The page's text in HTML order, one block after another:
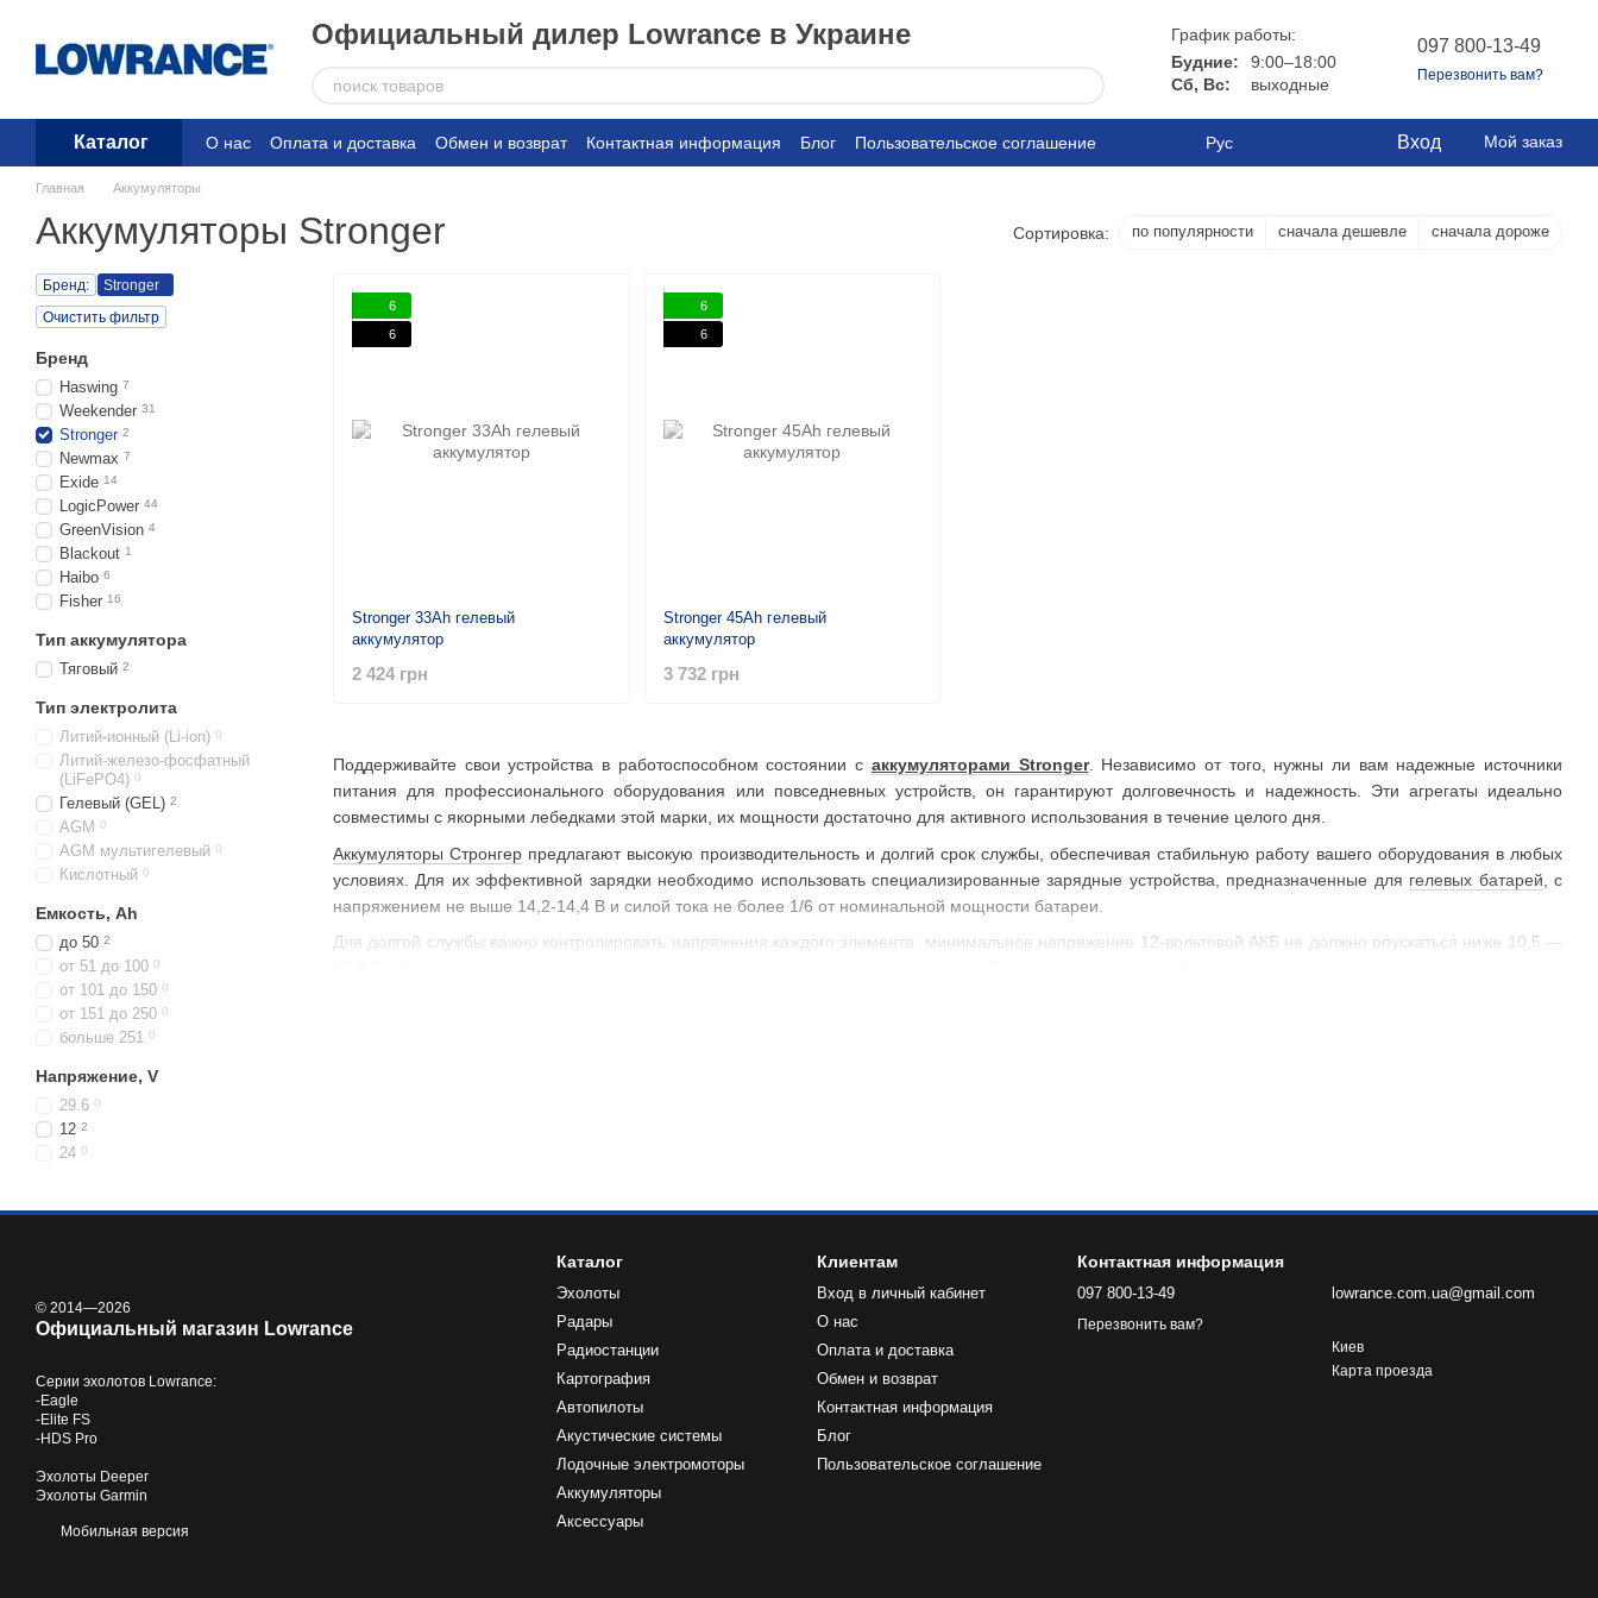
Официальный дилер Lowrance в Украине
График работы:
Будние:
9:00–18:00
Сб, Вс:
выходные
097 800-13-49
Перезвонить вам?
Каталог О нас Оплата и доставка Обмен и возврат Контактная информация Блог Пользовательское соглашение Рус Вход Мой заказ
Главная Аккумуляторы
Аккумуляторы Stronger Сортировка: по популярности сначала дешевле сначала дороже
Поддерживайте свои устройства в работоспособном состоянии с аккумуляторами Stronger. Независимо от того, нужны ли вам надежные источники
питания для профессионального оборудования или повседневных устройств, он гарантируют долговечность и надежность. Эти агрегаты идеально
совместимы с якорными лебедками этой марки, их мощности достаточно для активного использования в течение целого дня.
Аккумуляторы Стронгер предлагают высокую производительность и долгий срок службы, обеспечивая стабильную работу вашего оборудования в любых
условиях. Для их эффективной зарядки необходимо использовать специализированные зарядные устройства, предназначенные для гелевых батарей , с
напряжением не выше 14,2-14,4 В и силой тока не более 1/6 от номинальной мощности батареи.
Для долгой службы важно контролировать напряжения каждого элемента: минимальное напряжение 12-вольтовой АКБ не должно опускаться ниже 10,5 —
6
6
Stronger 33Ah гелевый
аккумулятор
2 424 грн
6
6
Stronger 45Ah гелевый
аккумулятор
3 732 грн
Бренд:
Stronger
Очистить фильтр
Бренд
Haswing 7
Weekender 31
Stronger 2
Newmax 7
Exide 14
LogicPower 44
GreenVision 4
Blackout 1
Haibo 6
Fisher 16
Тип аккумулятора
Тяговый 2
Тип электролита
Литий-ионный (Li-ion) 0
Литий-железо-фосфатный
(LiFePO4) 0
Гелевый (GEL) 2
AGM 0
AGM мультигелевый 0
Кислотный 0
Емкость, Ah
до 50 2
от 51 до 100 0
от 101 до 150 0
от 151 до 250 0
больше 251 0
Напряжение, V
29.6 0
12 2
24 0
© 2014—2026
Официальный магазин Lowrance
Серии эхолотов Lowrance:
-Eagle
-Elite FS
-HDS Pro
Эхолоты Deeper
Эхолоты Garmin
Мобильная версия
Каталог
Эхолоты
Радары
Радиостанции
Картография
Автопилоты
Акустические системы
Лодочные электромоторы
Аккумуляторы
Аксессуары
Клиентам
Вход в личный кабинет
О нас
Оплата и доставка
Обмен и возврат
Контактная информация
Блог
Пользовательское соглашение
Контактная информация
097 800-13-49
Перезвонить вам?
lowrance.com.ua@gmail.com
Киев
Карта проезда